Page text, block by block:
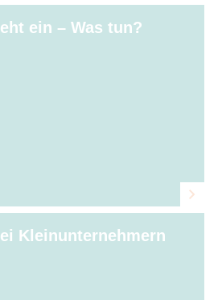
ein – Was tun?
Kleinunternehmern